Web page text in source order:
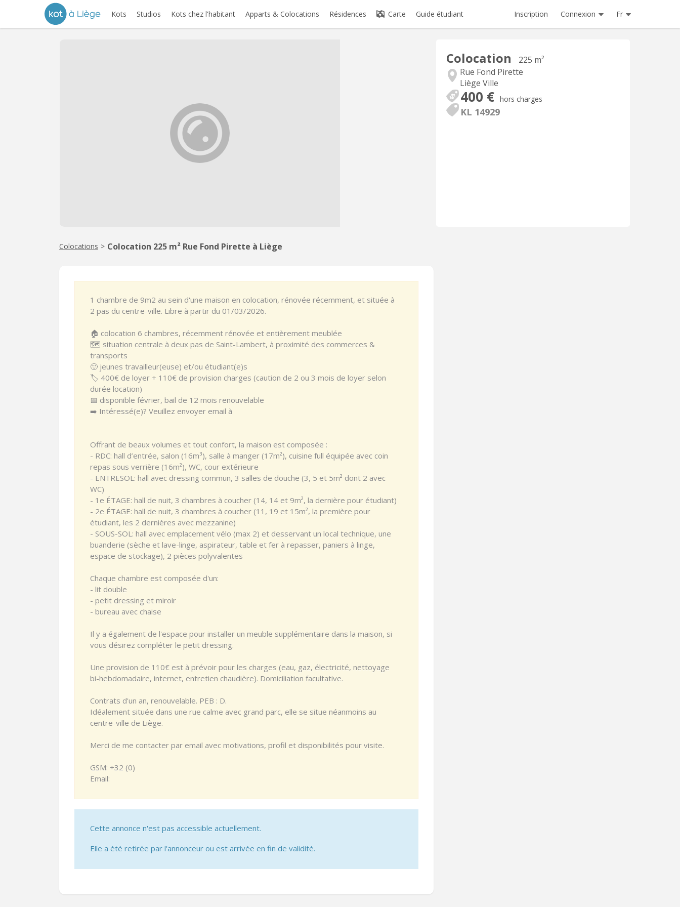
Kots Studios Kots chez l'habitant Apparts & Colocations Résidences Carte Guide étudiant Inscription Connexion Fr
Colocation
225 m²
Rue Fond Pirette
Liège Ville
400 € hors charges
KL 14929
Colocations > Colocation 225 m² Rue Fond Pirette à Liège
1 chambre de 9m2 au sein d'une maison en colocation, rénovée récemment, et située à
2 pas du centre-ville. Libre à partir du 01/03/2026.
🏠 colocation 6 chambres, récemment rénovée et entièrement meublée
🗺️ situation centrale à deux pas de Saint-Lambert, à proximité des commerces &
transports
🙂 jeunes travailleur(euse) et/ou étudiant(e)s
🏷️ 400€ de loyer + 110€ de provision charges (caution de 2 ou 3 mois de loyer selon
durée location)
📅 disponible février, bail de 12 mois renouvelable
➡️ Intéressé(e)? Veuillez envoyer email à
Offrant de beaux volumes et tout confort, la maison est composée :
- RDC: hall d’entrée, salon (16m³), salle à manger (17m²), cuisine full équipée avec coin
repas sous verrière (16m²), WC, cour extérieure
- ENTRESOL: hall avec dressing commun, 3 salles de douche (3, 5 et 5m² dont 2 avec
WC)
- 1e ÉTAGE: hall de nuit, 3 chambres à coucher (14, 14 et 9m², la dernière pour étudiant)
- 2e ÉTAGE: hall de nuit, 3 chambres à coucher (11, 19 et 15m², la première pour
étudiant, les 2 dernières avec mezzanine)
- SOUS-SOL: hall avec emplacement vélo (max 2) et desservant un local technique, une
buanderie (sèche et lave-linge, aspirateur, table et fer à repasser, paniers à linge,
espace de stockage), 2 pièces polyvalentes
Chaque chambre est composée d'un:
- lit double
- petit dressing et miroir
- bureau avec chaise
Il y a également de l'espace pour installer un meuble supplémentaire dans la maison, si
vous désirez compléter le petit dressing.
Une provision de 110€ est à prévoir pour les charges (eau, gaz, électricité, nettoyage
bi-hebdomadaire, internet, entretien chaudière). Domiciliation facultative.
Contrats d'un an, renouvelable. PEB : D.
Idéalement située dans une rue calme avec grand parc, elle se situe néanmoins au
centre-ville de Liège.
Merci de me contacter par email avec motivations, profil et disponibilités pour visite.
GSM: +32 (0)
Email:
Cette annonce n'est pas accessible actuellement.
Elle a été retirée par l'annonceur ou est arrivée en fin de validité.